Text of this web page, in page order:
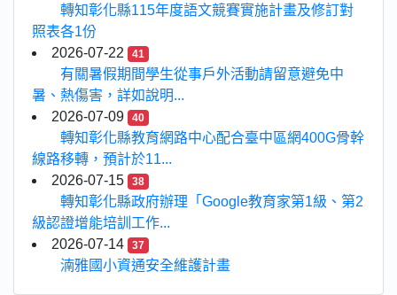
轉知彰化縣115年度語文競賽實施計畫及修訂對
照表各1份
2026-07-22
41
有關暑假期間學生從事戶外活動請留意避免中
暑、熱傷害，詳如說明...
2026-07-09
40
轉知彰化縣教育網路中心配合臺中區網400G骨幹
線路移轉，預計於11...
2026-07-15
38
轉知彰化縣政府辦理「Google教育家第1級、第2
級認證增能培訓工作...
2026-07-14
37
湳雅國小資通安全維護計畫